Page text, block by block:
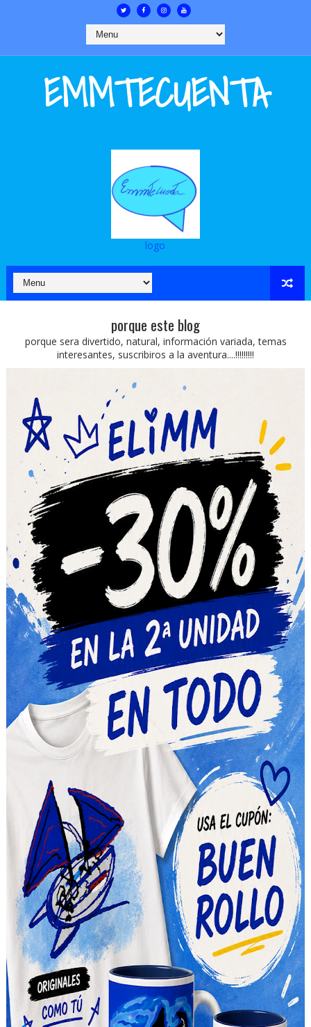
EMMTECUENTA
logo
porque este blog
porque sera divertido, natural, información variada, temas
interesantes, suscribiros a la aventura....!!!!!!!!!